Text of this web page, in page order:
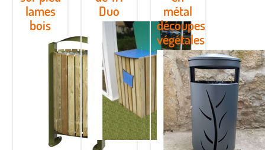
lames
bois
Duo
métal
découpes
végétales